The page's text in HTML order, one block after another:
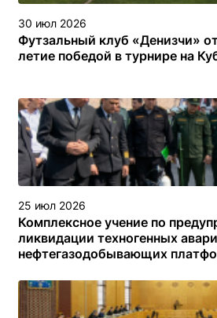
30 июл 2026
Футзальный клуб «Денизчи»
летие победой в турнире на
25 июл 2026
Комплексное учение по
ликвидации техногенных
нефтегазодобывающих
туркменском секторе